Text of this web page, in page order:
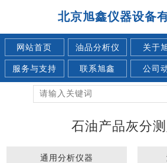
北京旭鑫仪器设备
网站首页 油品分析仪 关于
服务与支持 联系旭鑫 公司
石油产品灰分
通用分析仪器